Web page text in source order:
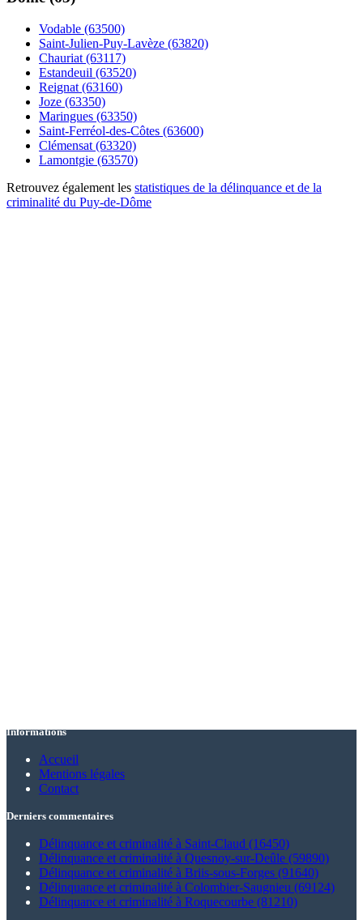
Vodable (63500)
Saint-Julien-Puy-Lavèze (63820)
Chauriat (63117)
Estandeuil (63520)
Reignat (63160)
Joze (63350)
Maringues (63350)
Saint-Ferréol-des-Côtes (63600)
Clémensat (63320)
Lamontgie (63570)
Retrouvez également les statistiques de la délinquance et de la
criminalité du Puy-de-Dôme
Informations
Accueil
Mentions légales
Contact
Derniers commentaires
Délinquance et criminalité à Saint-Claud (16450)
Délinquance et criminalité à Quesnoy-sur-Deûle (59890)
Délinquance et criminalité à Briis-sous-Forges (91640)
Délinquance et criminalité à Colombier-Saugnieu (69124)
Délinquance et criminalité à Roquecourbe (81210)